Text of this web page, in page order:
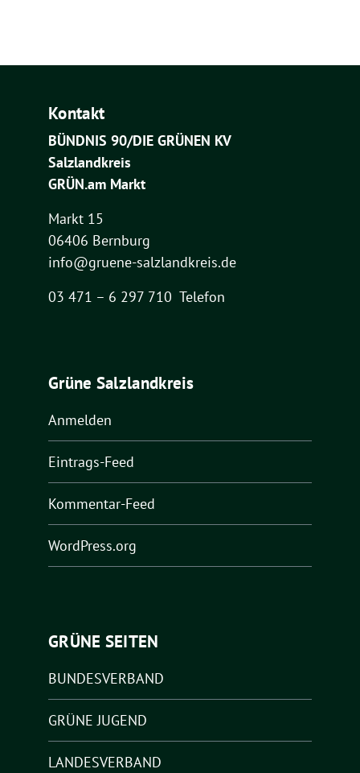
Kontakt
BÜNDNIS 90/DIE GRÜNEN KV
Salzlandkreis
GRÜN.am Markt
Markt 15
06406 Bernburg
info@gruene-salzlandkreis.de
03 471 – 6 297 710 Telefon
Grüne Salzlandkreis
Anmelden
Eintrags-Feed
Kommentar-Feed
WordPress.org
GRÜNE SEITEN
BUNDESVERBAND
GRÜNE JUGEND
LANDESVERBAND